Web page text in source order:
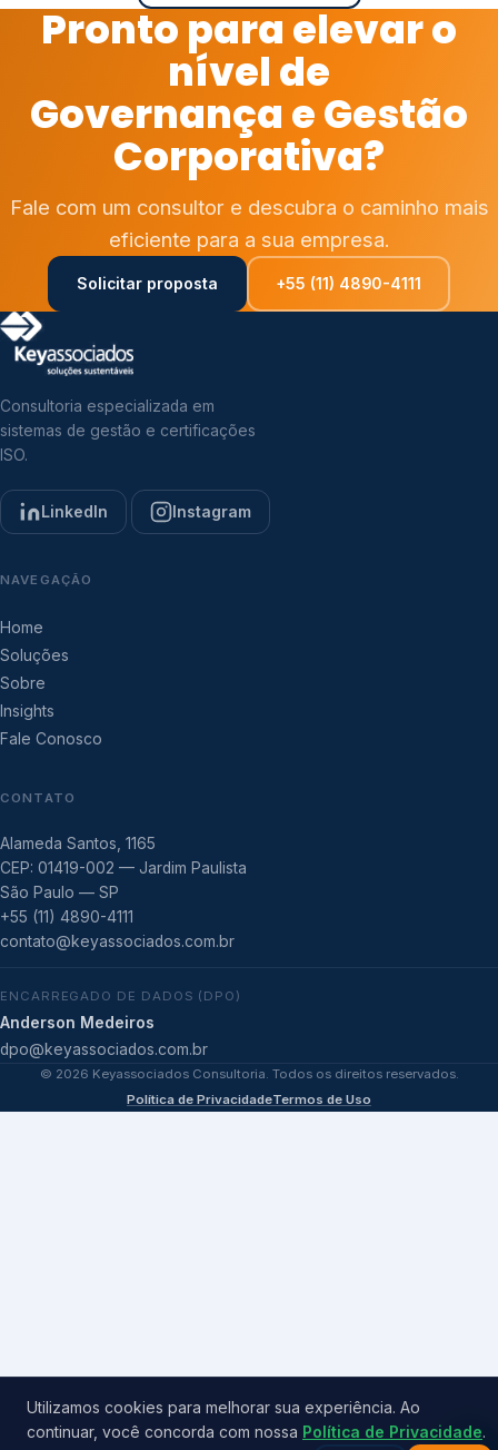
Pronto para elevar o
nível de
Governança e Gestão
Corporativa?
Fale com um consultor e descubra o caminho mais
eficiente para a sua empresa.
Solicitar proposta +55 (11) 4890-4111
Consultoria especializada em
sistemas de gestão e certificações
ISO.
LinkedIn Instagram
NAVEGAÇÃO
Home
Soluções
Sobre
Insights
Fale Conosco
CONTATO
Alameda Santos, 1165
CEP: 01419-002 — Jardim Paulista
São Paulo — SP
+55 (11) 4890-4111
contato@keyassociados.com.br
ENCARREGADO DE DADOS (DPO)
Anderson Medeiros
dpo@keyassociados.com.br
© 2026 Keyassociados Consultoria. Todos os direitos reservados.
Política de PrivacidadeTermos de Uso
Utilizamos cookies para melhorar sua experiência. Ao
continuar, você concorda com nossa Política de Privacidade.